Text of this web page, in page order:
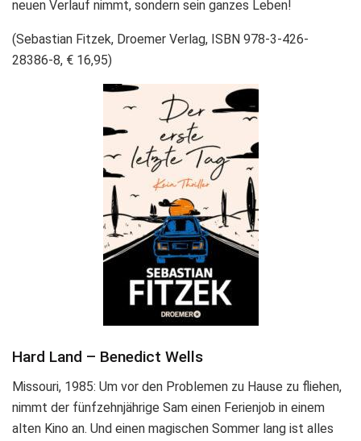
neuen Verlauf nimmt, sondern sein ganzes Leben!
(Sebastian Fitzek, Droemer Verlag, ISBN 978-3-426-
28386-8, € 16,95)
Hard Land – Benedict Wells
Missouri, 1985: Um vor den Problemen zu Hause zu fliehen,
nimmt der fünfzehnjährige Sam einen Ferienjob in einem
alten Kino an. Und einen magischen Sommer lang ist alles